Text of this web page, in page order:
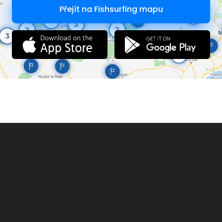
Přejít na Fishsurfing mapu